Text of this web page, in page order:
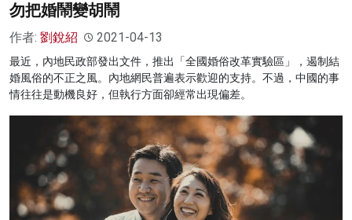
勿把婚鬧變胡鬧
作者: 劉銳紹 2021-04-13
最近，內地民政部發出文件，推出「全國婚俗改革實驗區」，遏制結
婚風俗的不正之風。內地網民普遍表示歡迎的支持。不過，中國的事
情往往是動機良好，但執行方面卻經常出現偏差。